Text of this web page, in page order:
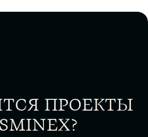
ПРОЕКТЫ
SMINEX?